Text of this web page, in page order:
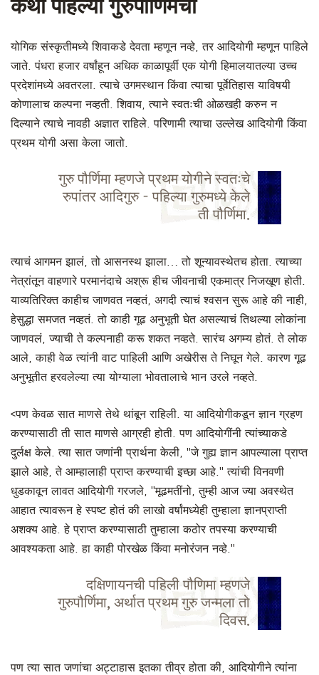
कथा पहिल्या गुरुपौर्णिमेची
योगिक संस्कृतीमध्ये शिवाकडे देवता म्हणून नव्हे, तर आदियोगी म्हणून पाहिले
जाते. पंधरा हजार वर्षांहून अधिक काळापूर्वी एक योगी हिमालयातल्या उच्च
प्रदेशांमध्ये अवतरला. त्याचे उगमस्थान किंवा त्याचा पूर्वेतिहास याविषयी
कोणालाच कल्पना नव्हती. शिवाय, त्याने स्वतःची ओळखही करुन न
दिल्याने त्याचे नावही अज्ञात राहिले. परिणामी त्याचा उल्लेख आदियोगी किंवा
प्रथम योगी असा केला जातो.
गुरु पौर्णिमा म्हणजे प्रथम योगीने स्वतःचे
रुपांतर आदिगुरु - पहिल्या गुरुमध्ये केले
ती पौर्णिमा.
त्याचं आगमन झालं, तो आसनस्थ झाला… तो शून्यावस्थेतच होता. त्याच्या
नेत्रांतून वाहणारे परमानंदाचे अश्रू हीच जीवनाची एकमात्र निजखूण होती.
याव्यतिरिक्त काहीच जाणवत नव्हतं, अगदी त्याचं श्वसन सुरू आहे की नाही,
हेसुद्धा समजत नव्हतं. तो काही गूढ अनुभूती घेत असल्याचं तिथल्या लोकांना
जाणवलं, ज्याची ते कल्पनाही करू शकत नव्हते. सारंच अगम्य होतं. ते लोक
आले, काही वेळ त्यांनी वाट पाहिली आणि अखेरीस ते निघून गेले. कारण गूढ
अनुभूतीत हरवलेल्या त्या योग्याला भोवतालाचे भान उरले नव्हते.
<पण केवळ सात माणसे तेथे थांबून राहिली. या आदियोगीकडून ज्ञान ग्रहण
करण्यासाठी ती सात माणसे आग्रही होती. पण आदियोगींनी त्यांच्याकडे
दुर्लक्ष केले. त्या सात जणांनी प्रार्थना केली, ''जे गुह्य ज्ञान आपल्याला प्राप्त
झाले आहे, ते आम्हालाही प्राप्त करण्याची इच्छा आहे.'' त्यांची विनवणी
धुडकावून लावत आदियोगी गरजले, ''मूढमतींनो, तुम्ही आज ज्या अवस्थेत
आहात त्यावरून हे स्पष्ट होतं की लाखो वर्षांमध्येही तुम्हाला ज्ञानप्राप्ती
अशक्य आहे. हे प्राप्त करण्यासाठी तुम्हाला कठोर तपस्या करण्याची
आवश्यकता आहे. हा काही पोरखेळ किंवा मनोरंजन नव्हे.''
दक्षिणायनची पहिली पौणिमा म्हणजे
गुरुपौर्णिमा, अर्थात प्रथम गुरु जन्मला तो
दिवस.
पण त्या सात जणांचा अट्टाहास इतका तीव्र होता की, आदियोगीने त्यांना